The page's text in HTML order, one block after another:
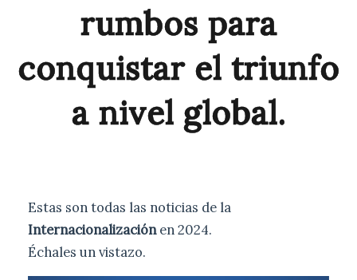
rumbos para
conquistar el triunfo
a nivel global.
Estas son todas las noticias de la
Internacionalizaciónen 2024.
Échales un vistazo.